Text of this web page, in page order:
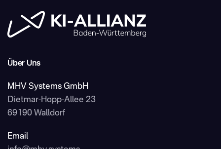
Über Uns
MHV Systems GmbH
Dietmar-Hopp-Allee 23
69190 Walldorf
Email